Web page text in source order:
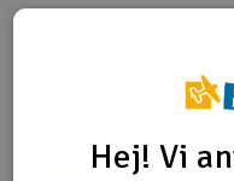
Raketer
Hej! Vi